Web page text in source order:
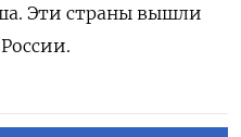
Эти страны вышли